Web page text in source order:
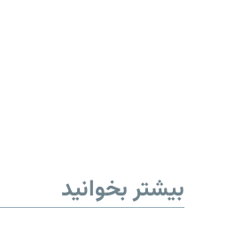
بیشتر بخوانید